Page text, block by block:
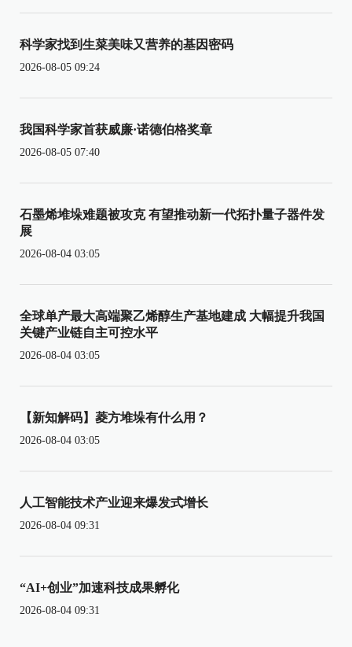
科学家找到生菜美味又营养的基因密码
2026-08-05 09:24
我国科学家首获威廉·诺德伯格奖章
2026-08-05 07:40
石墨烯堆垛难题被攻克 有望推动新一代拓扑量子器件发
展
2026-08-04 03:05
全球单产最大高端聚乙烯醇生产基地建成 大幅提升我国
关键产业链自主可控水平
2026-08-04 03:05
【新知解码】菱方堆垛有什么用？
2026-08-04 03:05
人工智能技术产业迎来爆发式增长
2026-08-04 09:31
“AI+创业”加速科技成果孵化
2026-08-04 09:31